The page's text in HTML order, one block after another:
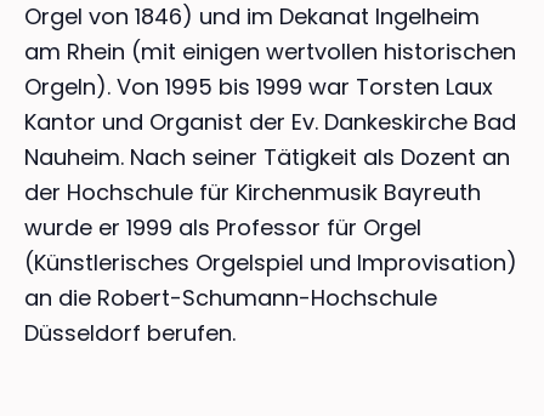
Orgel von 1846) und im Dekanat Ingelheim
am Rhein (mit einigen wertvollen historischen
Orgeln). Von 1995 bis 1999 war Torsten Laux
Kantor und Organist der Ev. Dankeskirche Bad
Nauheim. Nach seiner Tätigkeit als Dozent an
der Hochschule für Kirchenmusik Bayreuth
wurde er 1999 als Professor für Orgel
(Künstlerisches Orgelspiel und Improvisation)
an die Robert-Schumann-Hochschule
Düsseldorf berufen.